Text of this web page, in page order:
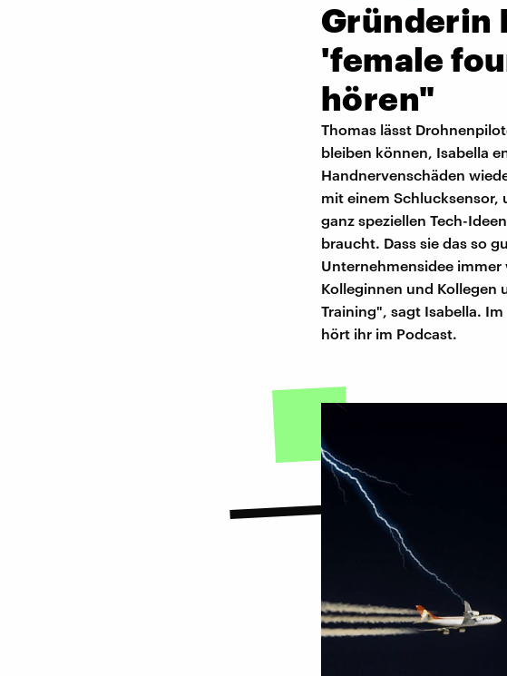
Gründerin
'female
hören"
Thomas lässt
bleiben können, Isabella
Handnervenschäden
mit einem Schlucksensor,
ganz speziellen Tech-
braucht. Dass sie das so
Unternehmensidee
Kolleginnen und Kollegen
Training", sagt Isabella.
hört ihr im Podcast.